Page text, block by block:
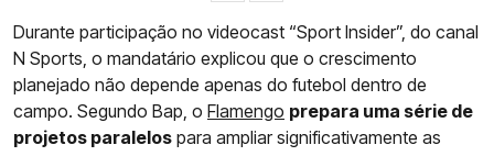
Durante participação no videocast “Sport Insider”, do canal
N Sports, o mandatário explicou que o crescimento
planejado não depende apenas do futebol dentro de
campo. Segundo Bap, o Flamengo prepara uma série de
projetos paralelos para ampliar significativamente as